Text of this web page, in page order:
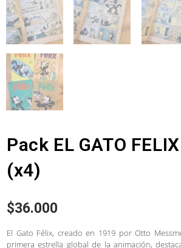
Pack EL GATO
(x4)
$36.000
El Gato Félix, creado en 1919 por Otto
primera estrella global de la animación,